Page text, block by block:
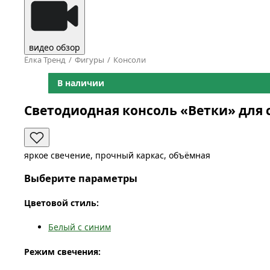
видео обзор
Ёлка Тренд Фигуры Консоли
В наличии
Светодиодная консоль «Ветки» для
яркое свечение, прочный каркас, объёмная
Выберите параметры
Цветовой стиль:
Белый с синим
Режим свечения: